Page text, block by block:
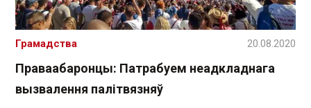
Праваабаронцы: Патрабуем неадкладнага
вызвалення палітвязняў
Грамадства 20.08.2020